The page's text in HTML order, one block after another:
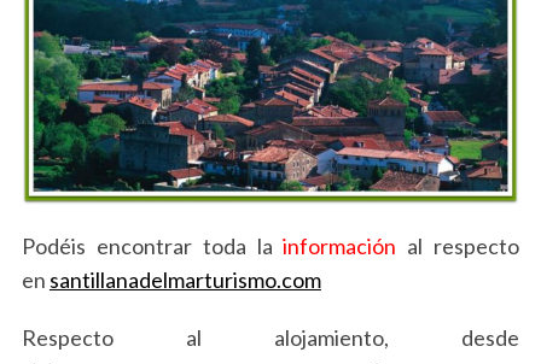
Podéis encontrar toda la información al respecto
en santillanadelmarturismo.com
Respecto al alojamiento, desde